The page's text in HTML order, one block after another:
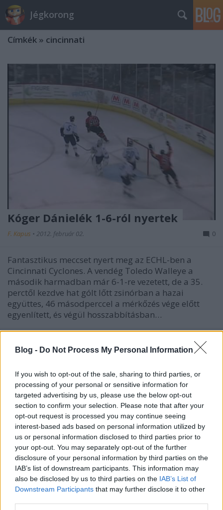
Blog - Do Not Process My Personal Information
If you wish to opt-out of the sale, sharing to third parties, or
processing of your personal or sensitive information for
targeted advertising by us, please use the below opt-out
section to confirm your selection. Please note that after your
opt-out request is processed you may continue seeing
interest-based ads based on personal information utilized by
us or personal information disclosed to third parties prior to
your opt-out. You may separately opt-out of the further
disclosure of your personal information by third parties on the
IAB’s list of downstream participants. This information may
also be disclosed by us to third parties on the IAB’s List of
Downstream Participants that may further disclose it to other
Jégkorong
Címkék » cincinnati
Kóger Dánielék 1-6-ról nyertek
F. Kapus • 2012. február 02. 0
Fantasztikus meccset nyert meg az ECHL-ben a
Cincinnati Cyclones. A vendég Toledo Walleye a
második harmadban már 6-1-re vezetett, de a 35.
perctől kezdve hat gólt lőtt zsinórban a hazai
együttes, 46 másodperccel a mérkőzés vége előtt
egyenlített, és végül hosszabbításban…
Kóger Dániel már AHL-szerződésért
hajt
F. Kapus •2011. december 30.
"Most sem tudom, meddig maradok az AHL-ben –
mondta blogunknak Kóger Dániel a második
Providence Bruins-os mérkőzése után. – Ezen a héten
még két mérkőzésünk van, amin még biztosan
játszom, de azt követően csak január 6-án játszunk,
míg a Cincinnatinek már…
Kóger Dániel az AHL-ben
karácsonyozik